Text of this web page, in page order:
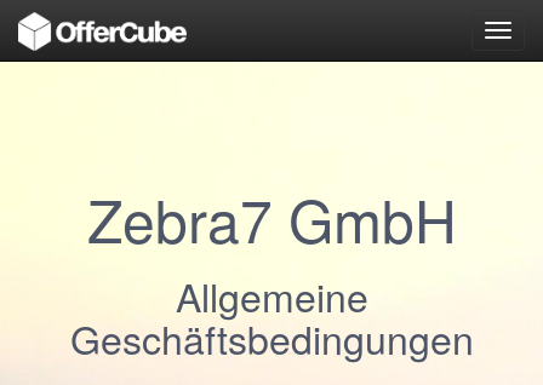
Zebra7 GmbH
Allgemeine
Geschäftsbedingungen